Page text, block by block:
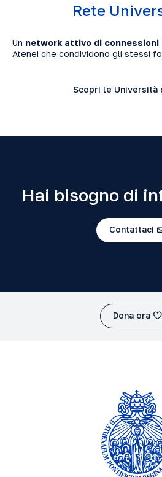
Rete
Un network attivo di
Atenei che condividono gli stessi
Scopri le Università
Hai bisogno di
Contattaci
Dona ora